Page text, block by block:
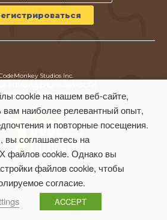
Studios Inc.
использования
cookie на нашем веб-сайте,
вам наиболее релевантный опыт,
и повторные посещения.
вы соглашаетесь на
файлов cookie. Однако вы
файлов cookie, чтобы
согласие.
ACCEPT